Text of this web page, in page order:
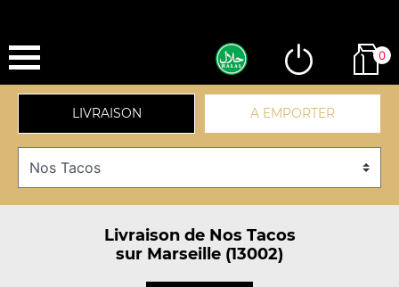
0
LIVRAISON A EMPORTER
Livraison de Nos Tacos
sur Marseille (13002)